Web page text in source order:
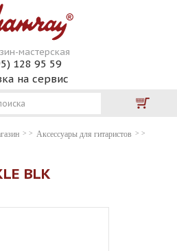
мастерская
128 95 59
на сервис
Аксессуары для гитаристов
BLK